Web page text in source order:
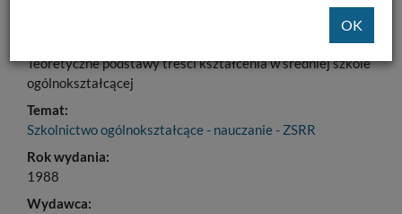
Teoretyczne podstawy treści kształcenia w średniej szkole
ogólnokształcącej
Temat:
Szkolnictwo ogólnokształcące - nauczanie - ZSRR
Rok wydania:
1988
Wydawca: